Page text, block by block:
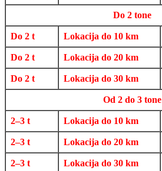
Do 2 tone
Do 2 t Lokacija do 10 km
Do 2 t Lokacija do 20 km
Do 2 t Lokacija do 30 km
Od 2 do 3 tone
2–3 t Lokacija do 10 km
2–3 t Lokacija do 20 km
2–3 t Lokacija do 30 km